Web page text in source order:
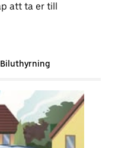
att ta er till
Biluthyrning